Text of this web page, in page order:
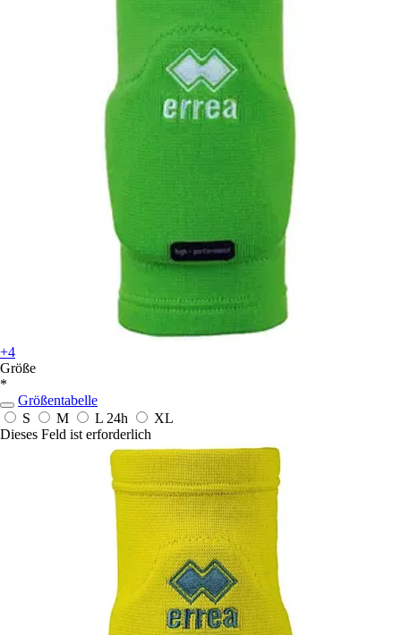
+4
Größe
*
Größentabelle
S
M L 24h
XL
Dieses Feld ist erforderlich